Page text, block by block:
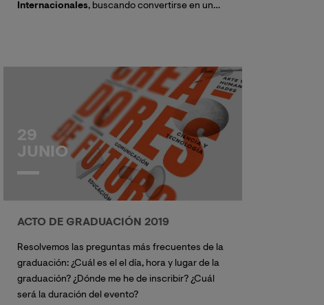
Internacionales, buscando convertirse en un
a nivel nacional e internacional, y la participación
de cargos institucionales de primer nivel.
29
JUNIO
ACTO DE GRADUACIÓN 2019
Resolvemos las preguntas más frecuentes de la
graduación: ¿Cuál es el el día, hora y lugar de la
graduación? ¿Dónde me he de inscribir? ¿Cuál
será la duración del evento?